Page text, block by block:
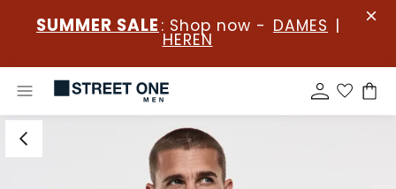
SUMMER SALE : Shop now - DAMES |
HEREN